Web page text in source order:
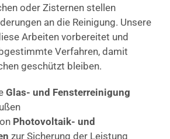
oder Zisternen stellen
an die Reinigung. Unsere
Arbeiten vorbereitet und
Verfahren, damit
geschützt bleiben.
Glas- und Fensterreinigung
Photovoltaik- und
zur Sicherung der Leistung